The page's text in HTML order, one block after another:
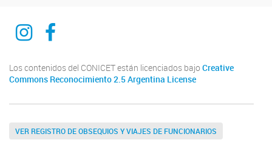
Ciencia del derecho y del revesCiencia del derecho y del reves
Los contenidos del CONICET están licenciados bajo Creative
Commons Reconocimiento 2.5 Argentina License
VER REGISTRO DE OBSEQUIOS Y VIAJES DE FUNCIONARIOS